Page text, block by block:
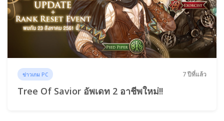
ข่าวเกม PC 7 ปีที่แล้ว
Tree Of Savior อัพเดท 2 อาชีพใหม่!!